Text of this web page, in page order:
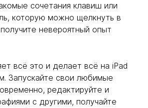
сочетания клавиш или
которую можно щелкнуть в
невероятный опыт
всё это и делает всё на iPad
Запускайте свои любимые
редактируйте и
с другими, получайте